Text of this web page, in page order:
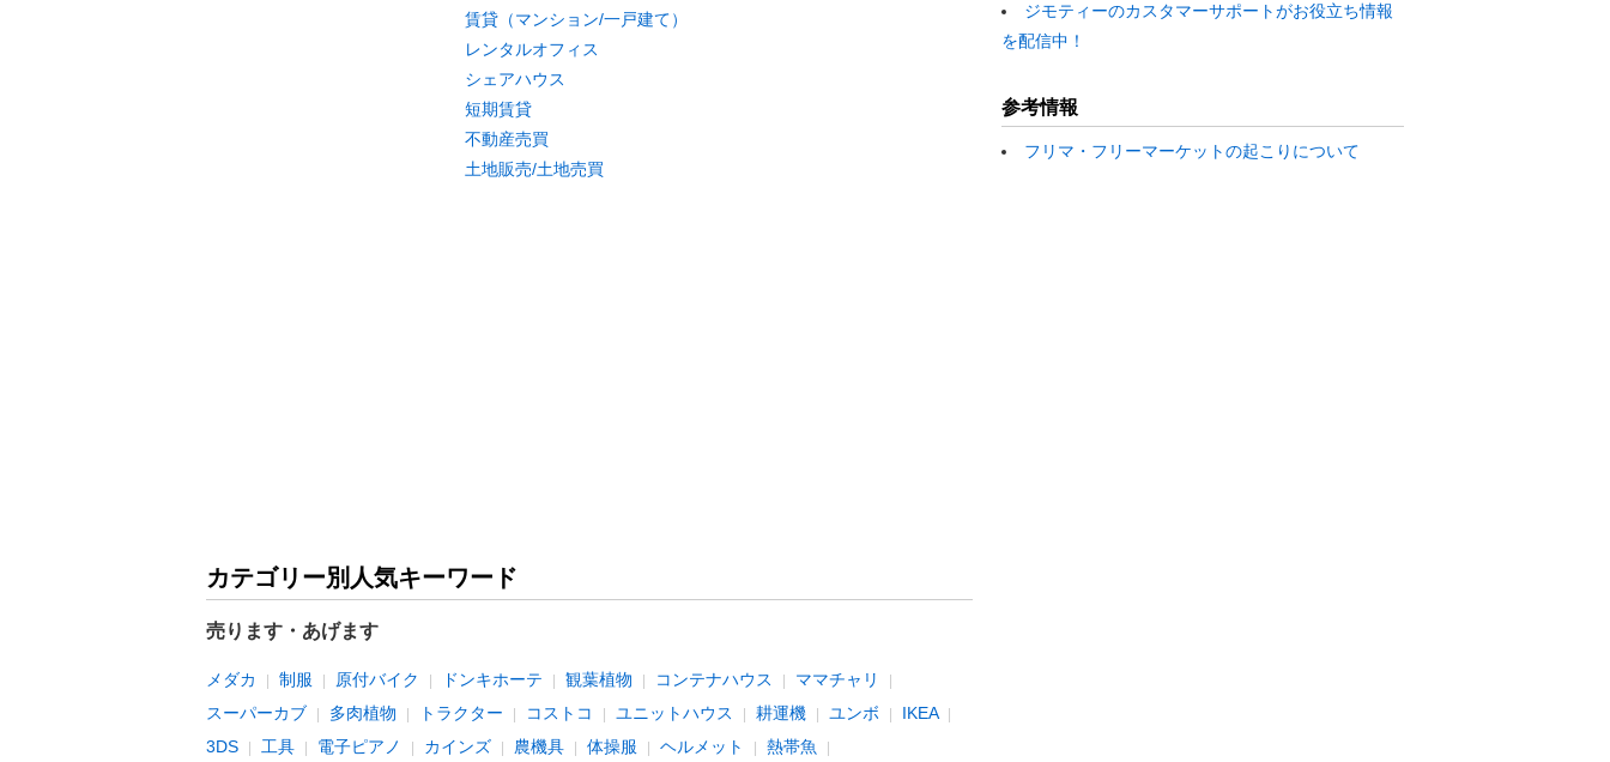
賃貸（マンション/一戸建て）
レンタルオフィス
シェアハウス
短期賃貸
不動産売買
土地販売/土地売買
カテゴリー別人気キーワード
売ります・あげます
メダカ 制服 原付バイク ドンキホーテ 観葉植物 コンテナハウス
ママチャリ
スーパーカブ
多肉植物 トラクター コストコ ユニットハウス 耕運機 ユンボ
IKEA
3DS
工具 電子ピアノ カインズ 農機具 体操服 ヘルメット
熱帯魚
ジモティーのカスタマーサポートがお役立ち情報
を配信中！
参考情報
フリマ・フリーマーケットの起こりについて